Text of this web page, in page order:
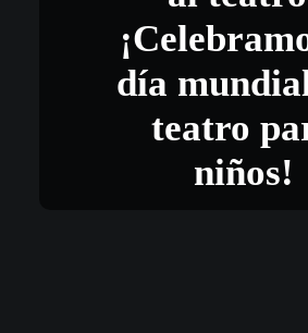
día
teatro
niños!